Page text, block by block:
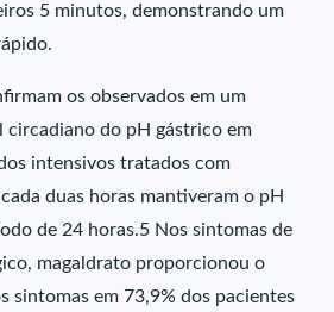
5 minutos, demonstrando um
os observados em um
circadiano do pH gástrico em
intensivos tratados com
duas horas mantiveram o pH
de 24 horas.5 Nos sintomas de
magaldrato proporcionou o
sintomas em 73,9% dos pacientes